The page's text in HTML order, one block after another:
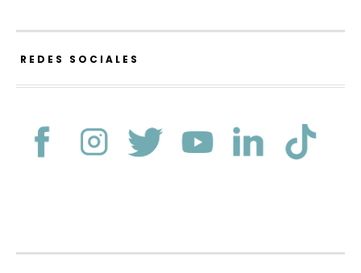
REDES SOCIALES